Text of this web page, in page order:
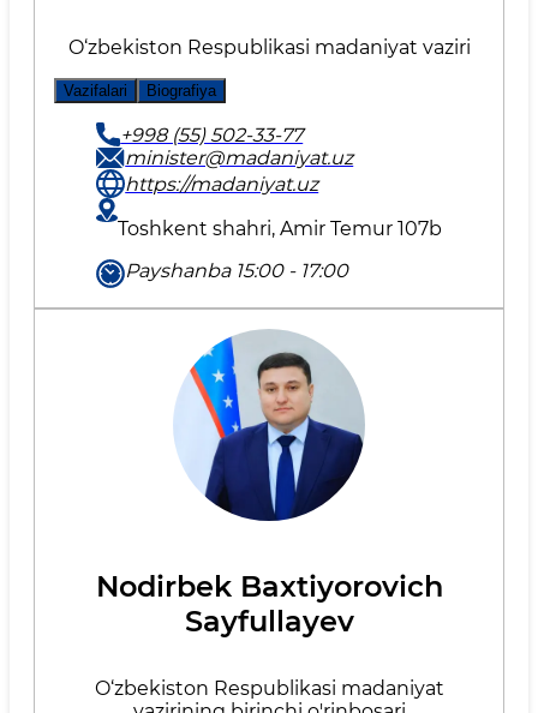
O‘zbekiston Respublikasi madaniyat vaziri
Vazifalari Biografiya
+998 (55) 502-33-77
minister@madaniyat.uz
https://madaniyat.uz
Toshkent shahri, Amir Temur 107b
Payshanba 15:00 - 17:00
Nodirbek Baxtiyorovich
Sayfullayev
O‘zbekiston Respublikasi madaniyat